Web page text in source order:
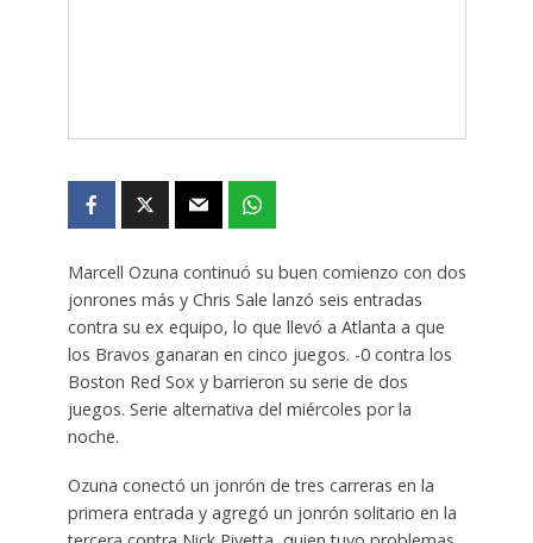
Marcell Ozuna continuó su buen comienzo con dos
jonrones más y Chris Sale lanzó seis entradas
contra su ex equipo, lo que llevó a Atlanta a que
los Bravos ganaran en cinco juegos. -0 contra los
Boston Red Sox y barrieron su serie de dos
juegos. Serie alternativa del miércoles por la
noche.
Ozuna conectó un jonrón de tres carreras en la
primera entrada y agregó un jonrón solitario en la